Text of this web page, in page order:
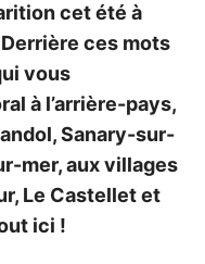
cet été à
Derrière ces mots
vous
à l’arrière-pays,
Sanary-sur-
mer, aux villages
Le Castellet et
ici !